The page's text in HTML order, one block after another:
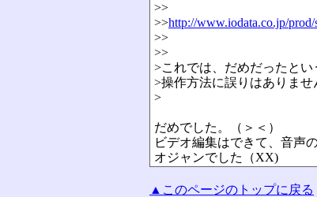
>>
>>http://www.iodata.co.jp/
>>
>>
>これでは、だめだったとい
>操作方法に誤りはありませ
>
だめでした。（＞＜）
ビデオ編集はできて、音声
オジャンでした（XX)
▲このページのトップに戻る